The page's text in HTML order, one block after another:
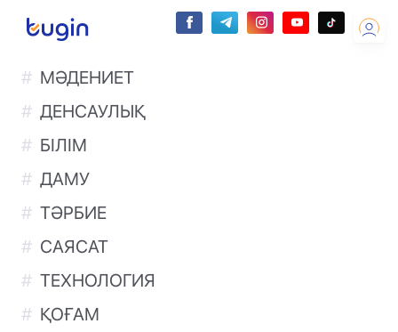
МӘДЕНИЕТ
ДЕНСАУЛЫҚ
БІЛІМ
ДАМУ
ТӘРБИЕ
САЯСАТ
ТЕХНОЛОГИЯ
ҚОҒАМ